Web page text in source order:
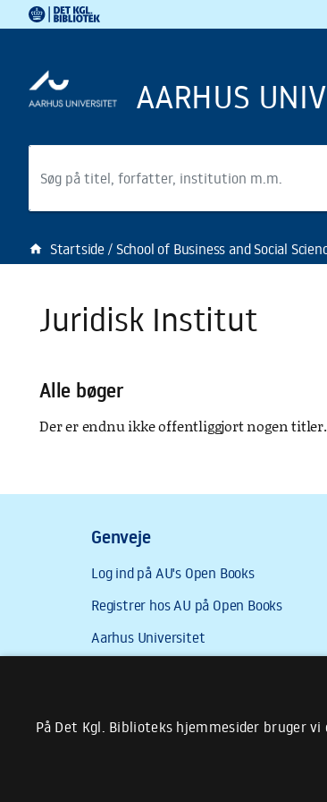
Det Kgl. Bibliotek
AARHUS
Søg
home Startside School of Business and Social
Juridisk Institut
Alle bøger
Der er endnu ikke offentliggjort nogen titler.
På Det Kgl. Biblioteks hjemmesider bruger